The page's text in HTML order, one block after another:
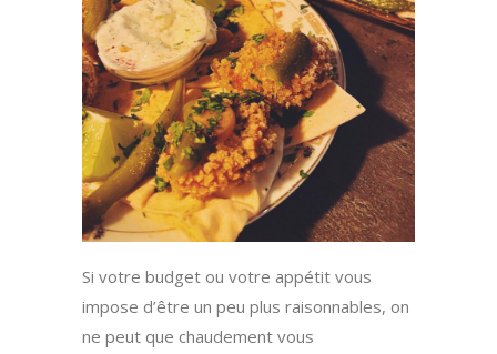
Si votre budget ou votre appétit vous
impose d’être un peu plus raisonnables, on
ne peut que chaudement vous